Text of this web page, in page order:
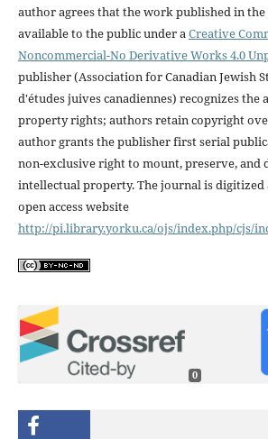
author agrees that the work published in
available to the public under aCreative
Noncommercial-No Derivative Works 4.0
publisher (Association for Canadian Jewish
d'études juives canadiennes) recognizes
property rights; authors retain copyright
author grants the publisher first serial
non-exclusive right to mount, preserve, and
intellectual property. The journal is digitized
open access website
http://pi.library.yorku.ca/ojs/index.php/cjs/
0